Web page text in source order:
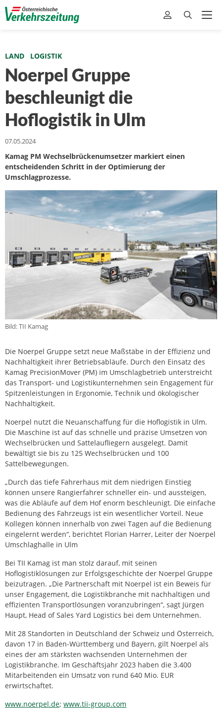
LAND LOGISTIK
Noerpel Gruppe
beschleunigt die
Hoflogistik in Ulm
07.05.2024
Kamag PM Wechselbrückenumsetzer markiert einen
entscheidenden Schritt in der Optimierung der
Umschlagprozesse.
Bild: TII Kamag
Die Noerpel Gruppe setzt neue Maßstäbe in der Effizienz und
Nachhaltigkeit ihrer Betriebsabläufe. Durch den Einsatz des
Kamag PrecisionMover (PM) im Umschlagbetrieb unterstreicht
das Transport- und Logistikunternehmen sein Engagement für
Spitzenleistungen in Ergonomie, Technik und ökologischer
Nachhaltigkeit.
Noerpel nutzt die Neuanschaffung für die Hoflogistik in Ulm.
Die Maschine ist auf das schnelle und präzise Umsetzen von
Wechselbrücken und Sattelaufliegern ausgelegt. Damit
bewältigt sie bis zu 125 Wechselbrücken und 100
Sattelbewegungen.
„Durch das tiefe Fahrerhaus mit dem niedrigen Einstieg
können unsere Rangierfahrer schneller ein- und aussteigen,
was die Abläufe auf dem Hof enorm beschleunigt. Die einfache
Bedienung des Fahrzeugs ist ein wesentlicher Vorteil. Neue
Kollegen können innerhalb von zwei Tagen auf die Bedienung
eingelernt werden“, berichtet Florian Harrer, Leiter der Noerpel
Umschlaghalle in Ulm
Bei TII Kamag ist man stolz darauf, mit seinen
Hoflogistiklösungen zur Erfolgsgeschichte der Noerpel Gruppe
beizutragen. „Die Partnerschaft mit Noerpel ist ein Beweis für
unser Engagement, die Logistikbranche mit nachhaltigen und
effizienten Transportlösungen voranzubringen“, sagt Jürgen
Haupt, Head of Sales Yard Logistics bei dem Unternehmen.
Mit 28 Standorten in Deutschland der Schweiz und Österreich,
davon 17 in Baden-Württemberg und Bayern, gilt Noerpel als
eines der am stärksten wachsenden Unternehmen der
Logistikbranche. Im Geschäftsjahr 2023 haben die 3.400
Mitarbeitenden ein Umsatz von rund 640 Mio. EUR
erwirtschaftet.
www.noerpel.de; www.tii-group.com